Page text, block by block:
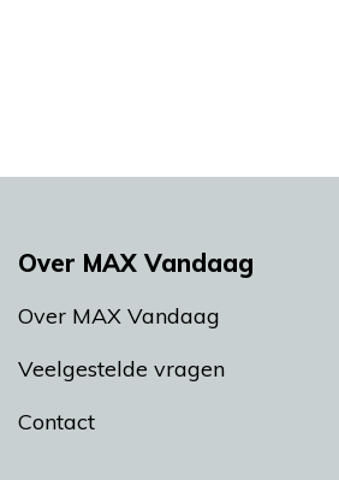
Over MAX Vandaag
Over MAX Vandaag
Veelgestelde vragen
Contact